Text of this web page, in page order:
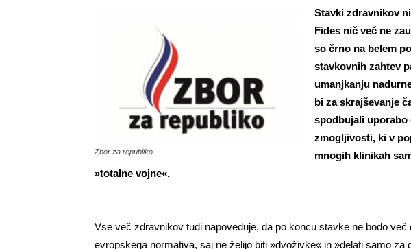
Zbor za republiko
Stavki zdravnikov
Fides nič več ne
so črno na belem
stavkovnih zahtev
umanjkanju
bi za skrajševanje
spodbujali
zmogljivosti, ki v
mnogih klinikah
»totalne vojne«.
Vse več zdravnikov tudi napoveduje, da po koncu stavke ne bodo več
evropskega normativa, saj ne želijo biti »dvoživke« in »delati samo za